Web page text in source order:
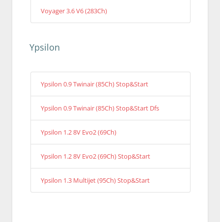
Voyager 3.6 V6 (283Ch)
Ypsilon
Ypsilon 0.9 Twinair (85Ch) Stop&Start
Ypsilon 0.9 Twinair (85Ch) Stop&Start Dfs
Ypsilon 1.2 8V Evo2 (69Ch)
Ypsilon 1.2 8V Evo2 (69Ch) Stop&Start
Ypsilon 1.3 Multijet (95Ch) Stop&Start